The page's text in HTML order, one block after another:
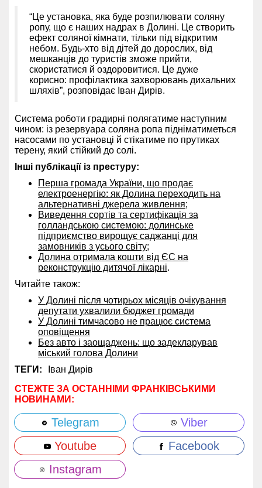
“Це установка, яка буде розпилювати соляну
ропу, що є наших надрах в Долині. Це створить
ефект соляної кімнати, тільки під відкритим
небом. Будь-хто від дітей до дорослих, від
мешканців до туристів зможе прийти,
скористатися й оздоровитися. Це дуже
корисно: профілактика захворювань дихальних
шляхів”, розповідає Іван Дирів.
Система роботи градирні полягатиме наступним
чином: із резервуара соляна ропа підніматиметься
насосами по установці й стікатиме по прутиках
терену, який стійкий до солі.
Інші публікації із престуру:
Перша громада України, що продає
електроенергію: як Долина переходить на
альтернативні джерела живлення;
Виведення сортів та сертифікація за
голландською системою: долинське
підприємство вирощує саджанці для
замовників з усього світу;
Долина отримала кошти від ЄС на
реконструкцію дитячої лікарні.
Читайте також:
У Долині після чотирьох місяців очікування
депутати ухвалили бюджет громади
У Долині тимчасово не працює система
оповіщення
Без авто і заощаджень: що задекларував
міський голова Долини
ТЕГИ:
Іван Дирів
СТЕЖТЕ ЗА ОСТАННІМИ ФРАНКІВСЬКИМИ
НОВИНАМИ:
Telegram
Viber
Youtube
Facebook
Instagram